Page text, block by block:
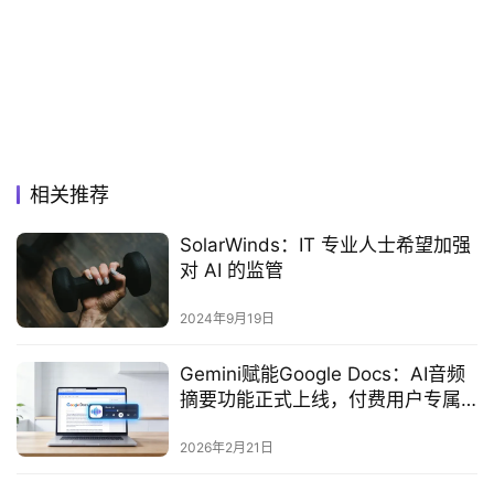
相关推荐
SolarWinds：IT 专业人士希望加强
对 AI 的监管
2024年9月19日
Gemini赋能Google Docs：AI音频
摘要功能正式上线，付费用户专属
2026年2月21日